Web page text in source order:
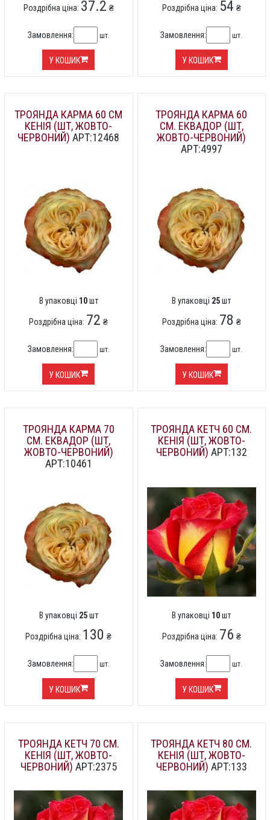
Роздрібна ціна: 37.2 ₴
Замовлення: шт.
У КОШИК
Роздрібна ціна: 54 ₴
Замовлення: шт.
У КОШИК
ТРОЯНДА КАРМА 60 СМ
КЕНІЯ (ШТ, ЖОВТО-
ЧЕРВОНИЙ) АРТ:12468
В упаковці 10шт
Роздрібна ціна: 72 ₴
Замовлення: шт.
У КОШИК
ТРОЯНДА КАРМА 60
СМ. ЕКВАДОР (ШТ,
ЖОВТО-ЧЕРВОНИЙ)
АРТ:4997
В упаковці 25шт
Роздрібна ціна: 78 ₴
Замовлення: шт.
У КОШИК
ТРОЯНДА КАРМА 70
СМ. ЕКВАДОР (ШТ,
ЖОВТО-ЧЕРВОНИЙ)
АРТ:10461
В упаковці 25шт
Роздрібна ціна: 130 ₴
Замовлення: шт.
У КОШИК
ТРОЯНДА КЕТЧ 60 СМ.
КЕНІЯ (ШТ, ЖОВТО-
ЧЕРВОНИЙ) АРТ:132
В упаковці 10шт
Роздрібна ціна: 76 ₴
Замовлення: шт.
У КОШИК
ТРОЯНДА КЕТЧ 70 СМ.
КЕНІЯ (ШТ, ЖОВТО-
ЧЕРВОНИЙ) АРТ:2375
ТРОЯНДА КЕТЧ 80 СМ.
КЕНІЯ (ШТ, ЖОВТО-
ЧЕРВОНИЙ) АРТ:133